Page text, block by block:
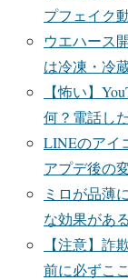
プフェイク
ウエハース
は冷凍・冷
【怖い】
何？電話し
LINEのアイ
アプデ後の
ミロが品薄
な効果があ
【注意】詐
前に必ずこ